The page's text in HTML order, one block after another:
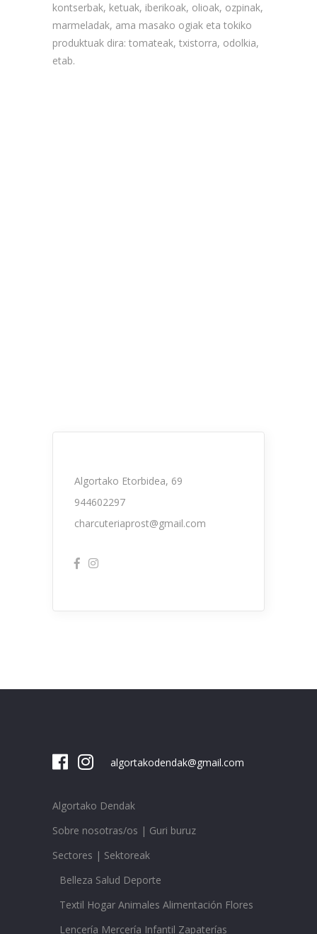
kontserbak, ketuak, iberikoak, olioak, ozpinak,
marmeladak, ama masako ogiak eta tokiko
produktuak dira: tomateak, txistorra, odolkia,
etab.
Algortako Etorbidea, 69
944602297
charcuteriaprost@gmail.com
algortakodendak@gmail.com
Algortako Dendak
Sobre nosotras/os | Guri buruz
Sectores | Sektoreak
Belleza Salud Deporte
Textil Hogar Animales Alimentación Flores
Lencería Mercería Infantil Zapaterías